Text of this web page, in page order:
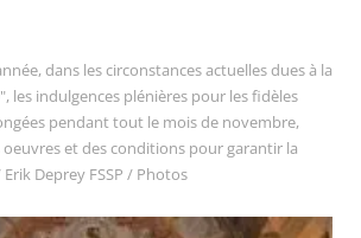
dans les circonstances actuelles dues à la
les indulgences plénières pour les fidèles
pendant tout le mois de novembre,
et des conditions pour garantir la
Erik Deprey FSSP / Photos